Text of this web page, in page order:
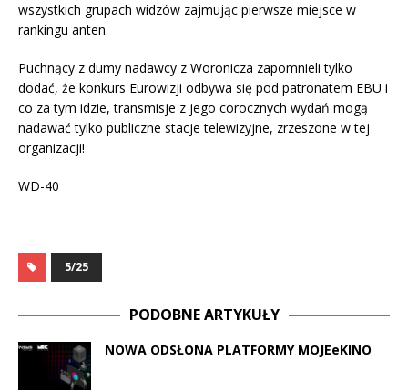
wszystkich grupach widzów zajmując pierwsze miejsce w
rankingu anten.
Puchnący z dumy nadawcy z Woronicza zapomnieli tylko
dodać, że konkurs Eurowizji odbywa się pod patronatem EBU i
co za tym idzie, transmisje z jego corocznych wydań mogą
nadawać tylko publiczne stacje telewizyjne, zrzeszone w tej
organizacji!
WD-40
5/25
PODOBNE ARTYKUŁY
NOWA ODSŁONA PLATFORMY MOJEeKINO